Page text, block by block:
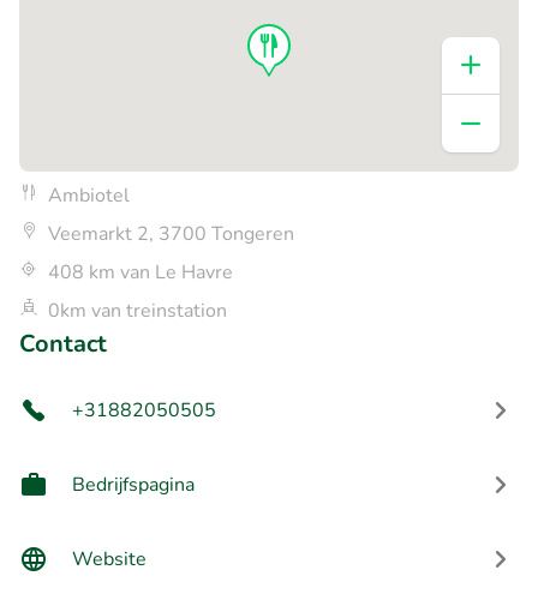
Ambiotel
Veemarkt 2, 3700 Tongeren
408 km van Le Havre
0km van treinstation
Contact
+31882050505
Bedrijfspagina
Website